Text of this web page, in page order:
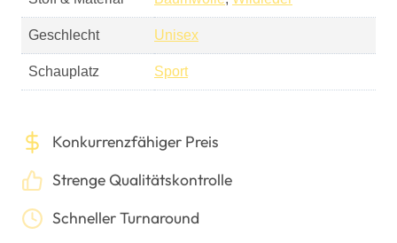
Geschlecht Unisex
Schauplatz Sport
Konkurrenzfähiger Preis
Strenge Qualitätskontrolle
Schneller Turnaround